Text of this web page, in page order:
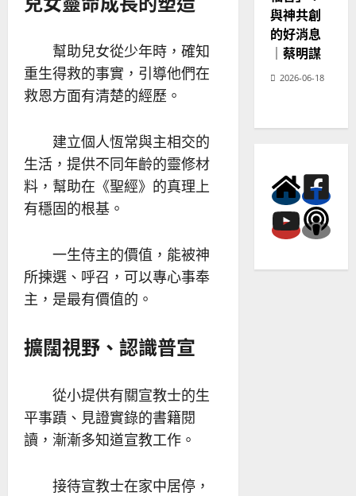
幫助兒女從少年時，確知
重生得救的事實，引導他們在
救恩方面有清楚的經歷。
建立個人恆常與主相交的
生活，提供不同年齡的靈修材
料，幫助在《聖經》的真理上
有穩固的根基。
一生侍主的價值，能被神
所揀選、呼召，可以專心事奉
主，是最有價值的。
擴闊視野、認識普宣
從小提供有關宣教士的生
平事蹟、見證實錄的書籍閱
讀，漸漸多知道宣教工作。
接待宣教士在家中居停，
與神共創
的好消息
｜蔡明謀
2026-06-18